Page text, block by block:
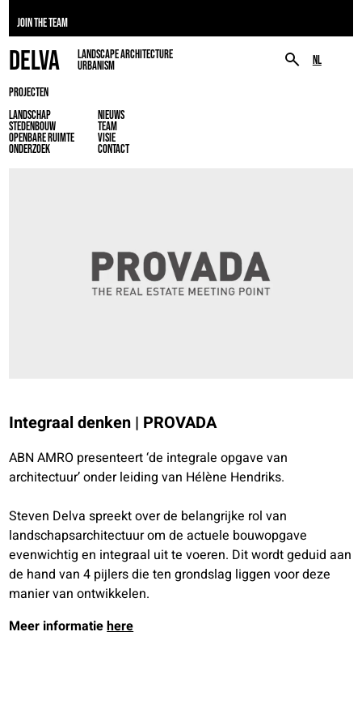
JOIN THE TEAM
NL
DELVA
LANDSCAPE ARCHITECTURE
URBANISM
PROJECTEN
LANDSCHAP
STEDENBOUW
OPENBARE RUIMTE
ONDERZOEK
NIEUWS
TEAM
VISIE
CONTACT
Integraal denken | PROVADA
ABN AMRO presenteert ‘de integrale opgave van
architectuur’ onder leiding van Hélène Hendriks.
Steven Delva spreekt over de belangrijke rol van
landschapsarchitectuur om de actuele bouwopgave
evenwichtig en integraal uit te voeren. Dit wordt geduid aan
de hand van 4 pijlers die ten grondslag liggen voor deze
manier van ontwikkelen.
Meer informatiehere